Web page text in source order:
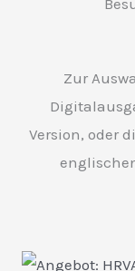
Zur
Version, oder